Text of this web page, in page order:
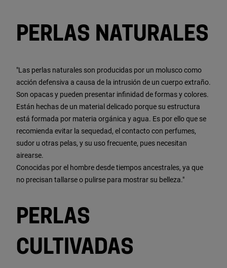
PERLAS NATURALES
"Las perlas naturales son producidas por un molusco como
acción defensiva a causa de la intrusión de un cuerpo extraño.
Son opacas y pueden presentar infinidad de formas y colores.
Están hechas de un material delicado porque su estructura
está formada por materia orgánica y agua. Es por ello que se
recomienda evitar la sequedad, el contacto con perfumes,
sudor u otras pelas, y su uso frecuente, pues necesitan
airearse.
Conocidas por el hombre desde tiempos ancestrales, ya que
no precisan tallarse o pulirse para mostrar su belleza."
PERLAS
CULTIVADAS